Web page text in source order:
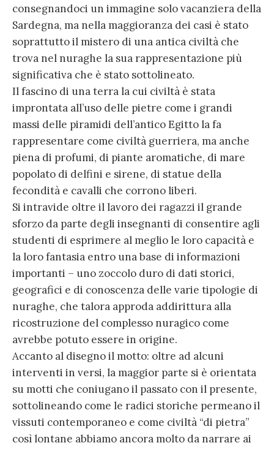
consegnandoci un immagine solo vacanziera della
Sardegna, ma nella maggioranza dei casi è stato
soprattutto il mistero di una antica civiltà che
trova nel nuraghe la sua rappresentazione più
significativa che è stato sottolineato.
Il fascino di una terra la cui civiltà è stata
improntata all’uso delle pietre come i grandi
massi delle piramidi dell’antico Egitto la fa
rappresentare come civiltà guerriera, ma anche
piena di profumi, di piante aromatiche, di mare
popolato di delfini e sirene, di statue della
fecondità e cavalli che corrono liberi.
Si intravide oltre il lavoro dei ragazzi il grande
sforzo da parte degli insegnanti di consentire agli
studenti di esprimere al meglio le loro capacità e
la loro fantasia entro una base di informazioni
importanti – uno zoccolo duro di dati storici,
geografici e di conoscenza delle varie tipologie di
nuraghe, che talora approda addirittura alla
ricostruzione del complesso nuragico come
avrebbe potuto essere in origine.
Accanto al disegno il motto: oltre ad alcuni
interventi in versi, la maggior parte si è orientata
su motti che coniugano il passato con il presente,
sottolineando come le radici storiche permeano il
vissuti contemporaneo e come civiltà “di pietra”
così lontane abbiamo ancora molto da narrare ai